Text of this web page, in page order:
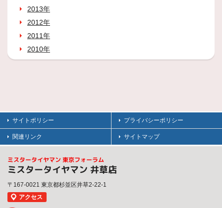
2013年
2012年
2011年
2010年
サイトポリシー プライバシーポリシー
関連リンク サイトマップ
ミスタータイヤマン 東京フォーラム
ミスタータイヤマン 井草店
〒167-0021 東京都杉並区井草2-22-1
アクセス